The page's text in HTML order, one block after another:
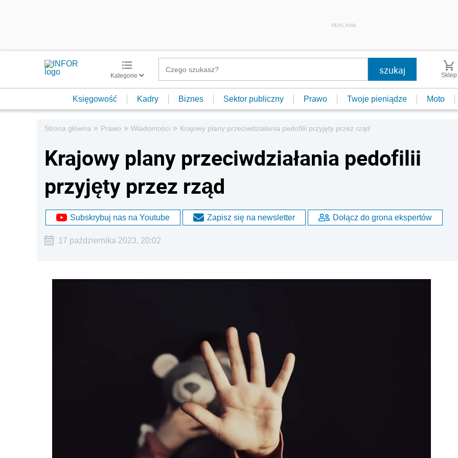
REKLAMA
Kategorie Sklep
Księgowość Kadry Biznes Sektor publiczny Prawo Twoje pieniądze Moto
Strona główna » Prawo » Wiadomości » Krajowy plany przeciwdziałania pedofilii przyjęty przez rząd
Krajowy plany przeciwdziałania pedofilii
przyjęty przez rząd
Subskrybuj nas na Youtube Zapisz się na newsletter Dołącz do grona ekspertów
17 października 2023, 20:02